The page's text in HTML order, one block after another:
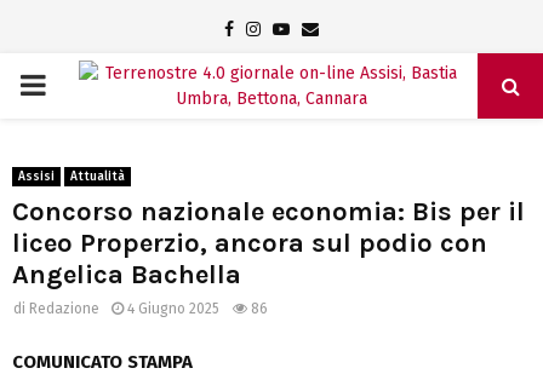
Facebook
Instagram
Youtube
Email
PRIMARY
Assisi Attualità
Concorso nazionale economia: Bis per il
liceo Properzio, ancora sul podio con
Angelica Bachella
di Redazione 4 Giugno 2025 86
COMUNICATO STAMPA